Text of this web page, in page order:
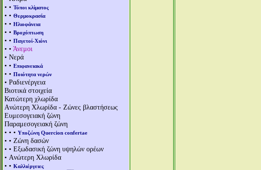
• • Τύποι κλίματος
• • Θερμοκρασία
• • Ηλιοφάνεια
• • Βροχόπτωση
• • Παγετοί-Χιόνι
• • Άνεμοι
• Νερά
• • Επιφανειακά
• • Ποιότητα νερών
• Ραδιενέργεια
Βιοτικά στοιχεία
Κατώτερη χλωρίδα
Aνώτερη Χλωρίδα - Ζώνες βλαστήσεως
Ευμεσογειακή ζώνη
Παραμεσογειακή ζώνη
• • • Υποζώνη Quercion confertae
• • Ζώνη δασών
• • Εξωδασική ζώνη υψηλών ορέων
• Aνώτερη Χλωρίδα
• • Καλλιέργειες